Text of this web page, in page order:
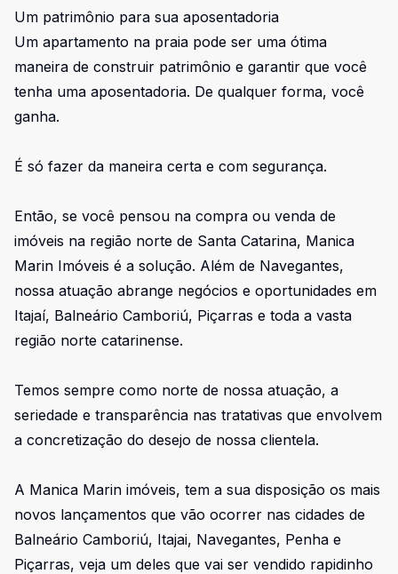
Um patrimônio para sua aposentadoria
Um apartamento na praia pode ser uma ótima
maneira de construir patrimônio e garantir que você
tenha uma aposentadoria. De qualquer forma, você
ganha.
É só fazer da maneira certa e com segurança.
Então, se você pensou na compra ou venda de
imóveis na região norte de Santa Catarina, Manica
Marin Imóveis é a solução. Além de Navegantes,
nossa atuação abrange negócios e oportunidades em
Itajaí, Balneário Camboriú, Piçarras e toda a vasta
região norte catarinense.
Temos sempre como norte de nossa atuação, a
seriedade e transparência nas tratativas que envolvem
a concretização do desejo de nossa clientela.
A Manica Marin imóveis, tem a sua disposição os mais
novos lançamentos que vão ocorrer nas cidades de
Balneário Camboriú, Itajai, Navegantes, Penha e
Piçarras, veja um deles que vai ser vendido rapidinho